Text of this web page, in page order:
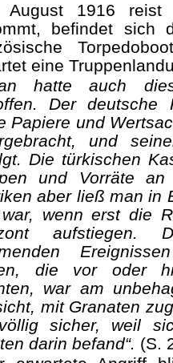
August 1916
befindet sich
eine
hatte auch
Der deutsche
Papiere und
und
Die türkischen
und Vorräte
aber ließ man in
wenn erst die
aufstiegen.
die vor oder
war am
mit Granaten
sicher, weil
darin befand“. (S.